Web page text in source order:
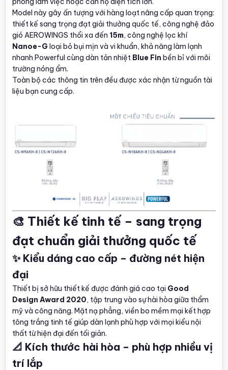
Model này gây ấn tượng với hàng loạt nâng cấp quan trọng:
thiết kế sang trọng đạt giải thưởng quốc tế, công nghệ đảo
gió AEROWINGS thổi xa đến 15m, công nghệ lọc khí
Nanoe-G loại bỏ bụi mịn và vi khuẩn, khả năng làm lạnh
nhanh Powerful cùng dàn tản nhiệt Blue Fin bền bỉ với môi
trường nóng ẩm.
Toàn bộ các thông tin trên đều được xác nhận từ nguồn tài
liệu bạn cung cấp.
🎨 Thiết kế tinh tế – sang trọng
đạt chuẩn giải thưởng quốc tế
✨ Kiểu dáng cao cấp – đường nét hiện
đại
Thiết bị sở hữu thiết kế được đánh giá cao tại Good
Design Award 2020, tập trung vào sự hài hòa giữa thẩm
mỹ và công năng. Mặt nạ phẳng, viền bo mềm mại kết hợp
tông trắng tinh tế giúp dàn lạnh phù hợp với mọi kiểu nội
thất từ hiện đại đến tối giản.
📐 Kích thước hài hòa – phù hợp nhiều vị
trí lắp